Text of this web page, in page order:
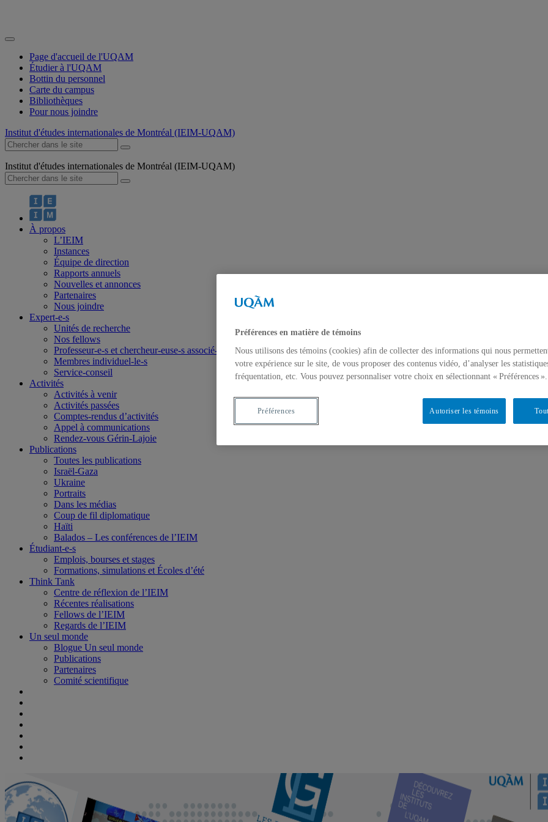
Page d'accueil de l'UQAM
Étudier à l'UQAM
Bottin du personnel
Carte du campus
Bibliothèques
Pour nous joindre
Institut d'études internationales de Montréal (IEIM-UQAM)
Institut d'études internationales de Montréal (IEIM-UQAM)
À propos
L’IEIM
Instances
Équipe de direction
Rapports annuels
Nouvelles et annonces
Partenaires
Nous joindre
Expert-e-s
Unités de recherche
Nos fellows
Professeur-e-s et chercheur-euse-s associé-e-s
Membres individuel-le-s
Service-conseil
Activités
Activités à venir
Activités passées
Comptes-rendus d’activités
Appel à communications
Rendez-vous Gérin-Lajoie
Publications
Toutes les publications
Israël-Gaza
Ukraine
Portraits
Dans les médias
Coup de fil diplomatique
Haïti
Balados – Les conférences de l’IEIM
Étudiant-e-s
Emplois, bourses et stages
Formations, simulations et Écoles d’été
Think Tank
Centre de réflexion de l’IEIM
Récentes réalisations
Fellows de l’IEIM
Regards de l’IEIM
Un seul monde
Blogue Un seul monde
Publications
Partenaires
Comité scientifique
Préférences en matière de témoins
Nous utilisons des témoins (cookies) afin de collecter des informations qui nous
votre expérience sur le site, de vous proposer des contenus vidéo, d’analyser les
fréquentation, etc. Vous pouvez personnaliser votre choix en sélectionnant « Préférences ».
Autoriser les témoins
Préférences